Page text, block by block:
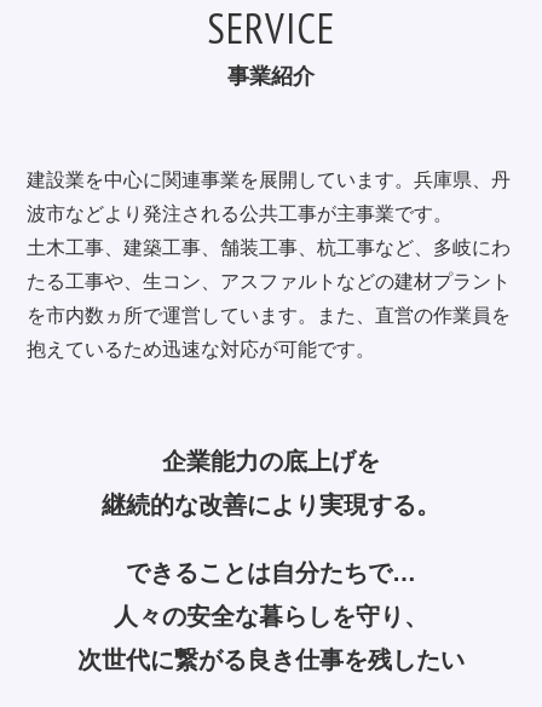
SERVICE
事業紹介
企業能力の底上げを
継続的な改善により実現する。
できることは自分たちで…
人々の安全な暮らしを守り、
次世代に繋がる良き仕事を残したい
建設業を中心に関連事業を展開しています。兵庫県、丹
波市などより発注される公共工事が主事業です。
土木工事、建築工事、舗装工事、杭工事など、多岐にわ
たる工事や、生コン、アスファルトなどの建材プラント
を市内数ヵ所で運営しています。また、直営の作業員を
抱えているため迅速な対応が可能です。